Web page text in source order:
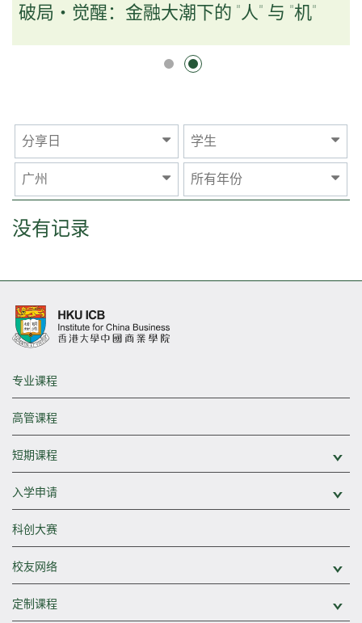
逻辑×算法：重塑资产配置内核
逻辑×算法：重塑资产配置内核
破局・觉醒：金融大潮下的 "人" 与 "机"
分享日 学生
广州 所有年份
没有记录
专业课程
高管课程
短期课程
入学申请
科创大赛
校友网络
定制课程